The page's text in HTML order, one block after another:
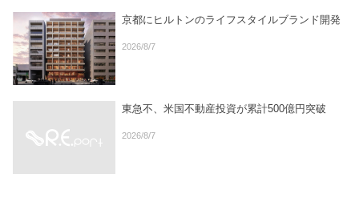
京都にヒルトンのライフスタイルブランド開発
2026/8/7
東急不、米国不動産投資が累計500億円突破
2026/8/7